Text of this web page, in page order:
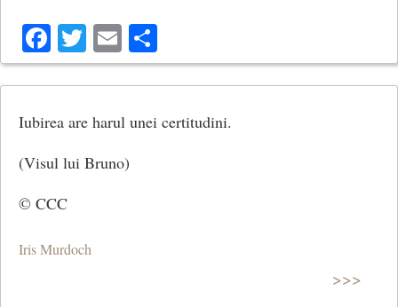
Facebook
Twitter
Email
Iubirea are harul unei certitudini.
(Visul lui Bruno)
© CCC
Iris Murdoch
>>>